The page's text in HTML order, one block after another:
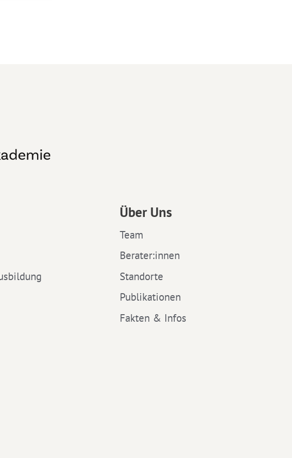
Über Uns
Team
Berater:innen
Standorte
Publikationen
Fakten & Infos